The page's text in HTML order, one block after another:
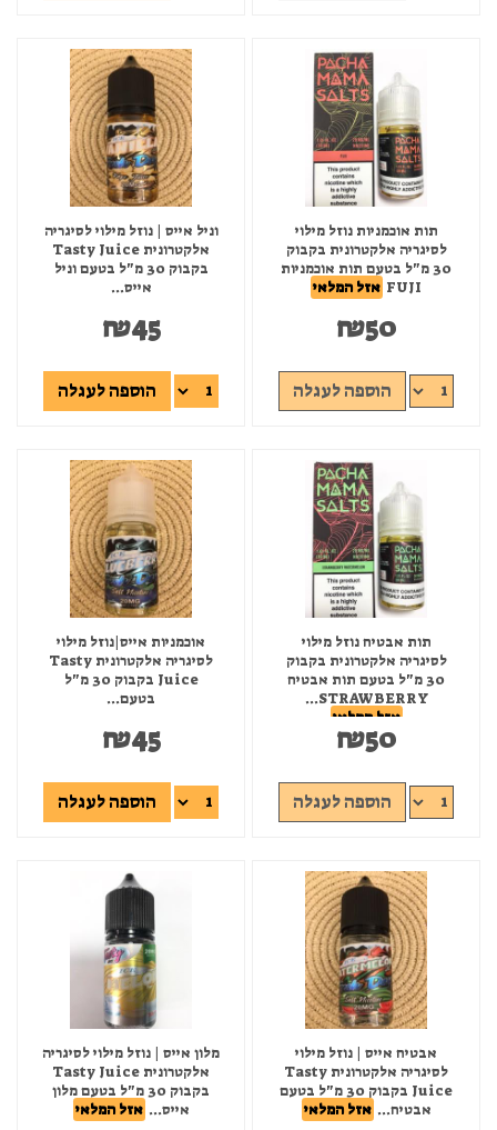
תות אוכמניות נוזל מילוי
לסיגריה אלקטרונית בקבוק
30 מ"ל בטעם תות אוכמניות
FUJI אזל המלאי
₪50
הוספה לעגלה
וניל אייס | נוזל מילוי לסיגריה
אלקטרונית Tasty Juice
בקבוק 30 מ"ל בטעם וניל
אייס...
₪45
הוספה לעגלה
תות אבטיח נוזל מילוי
לסיגריה אלקטרונית בקבוק
30 מ"ל בטעם תות אבטיח
STRAWBERRY...
אזל המלאי
₪50
הוספה לעגלה
אוכמניות אייס|נוזל מילוי
לסיגריה אלקטרונית Tasty
Juice בקבוק 30 מ"ל
בטעם...
₪45
הוספה לעגלה
אבטיח אייס | נוזל מילוי
לסיגריה אלקטרונית Tasty
Juice בקבוק 30 מ"ל בטעם
אבטיח... אזל המלאי
מלון אייס | נוזל מילוי לסיגריה
אלקטרונית Tasty Juice
בקבוק 30 מ"ל בטעם מלון
אייס... אזל המלאי